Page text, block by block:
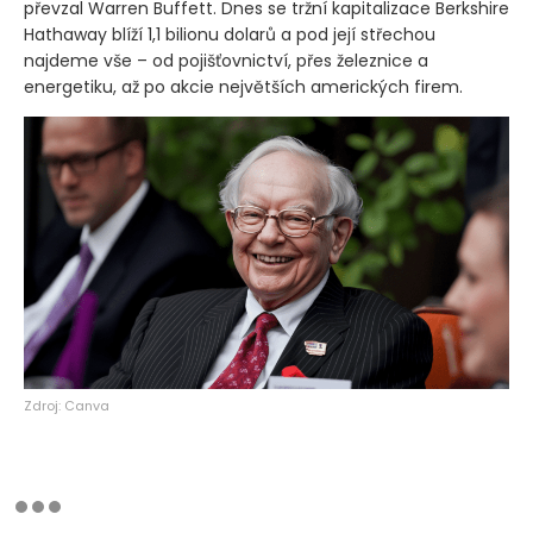
převzal Warren Buffett. Dnes se tržní kapitalizace Berkshire
Hathaway blíží 1,1 bilionu dolarů a pod její střechou
najdeme vše – od pojišťovnictví, přes železnice a
energetiku, až po akcie největších amerických firem.
Zdroj: Canva